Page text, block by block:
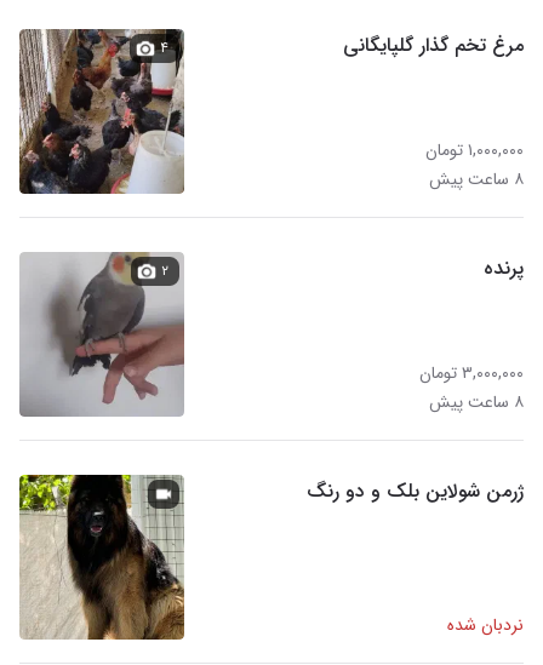
مرغ تخم گذار گلپایگانی
۱,۰۰۰,۰۰۰ تومان
۸ ساعت پیش
۴
پرنده
۳,۰۰۰,۰۰۰ تومان
۸ ساعت پیش
۲
ژرمن شولاین بلک و دو رنگ
نردبان شده